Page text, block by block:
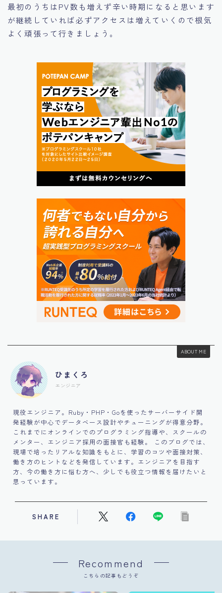
最初のうちはPV数も増えず辛い時期になると思います
が継続していれば必ずアクセスは増えていくので根気
よく頑張って行きましょう。
ABOUT ME
ひまくろ
エンジニア
現役エンジニア。Ruby・PHP・Goを使ったサーバーサイド開
発経験が中心でデータベース設計やチューニングが得意分野。
これまでにオンラインでのプログラミング指導や、スクールの
メンター、エンジニア採用の面接官も経験。 このブログでは、
現場で培ったリアルな知識をもとに、学習のコツや面接対策、
働き方のヒントなどを発信しています。エンジニアを目指す
方、今の働き方に悩む方へ、少しでも役立つ情報を届けたいと
思っています。
SHARE
Recommend
こちらの記事もどうぞ